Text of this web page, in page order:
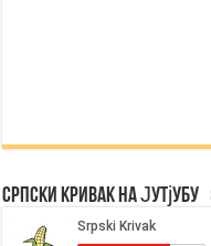
Српски Кривак на Јутјубу